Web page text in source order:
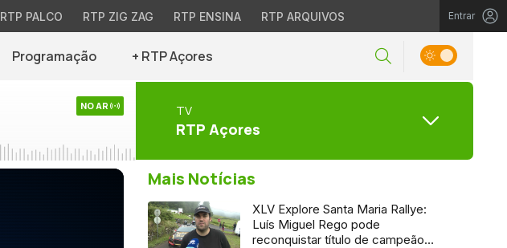
RTP PALCO RTP ZIG ZAG RTP ENSINA RTP ARQUIVOS Entrar
Programação + RTP Açores
NO AR TV
RTP Açores
Mais Notícias
XLV Explore Santa Maria Rallye:
Luís Miguel Rego pode
reconquistar título de campeão